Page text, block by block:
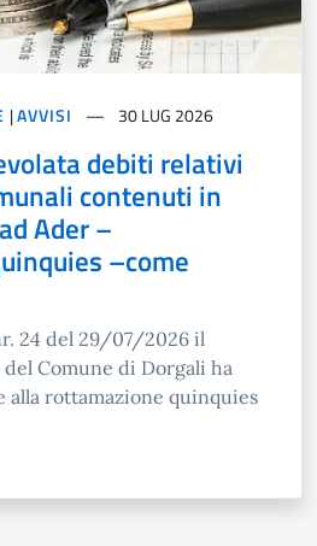
|AVVISI 30 LUG 2026
debiti relativi
contenuti in
Ader –
–come
24 del 29/07/2026 il
Comune di Dorgali ha
alla rottamazione quinquies